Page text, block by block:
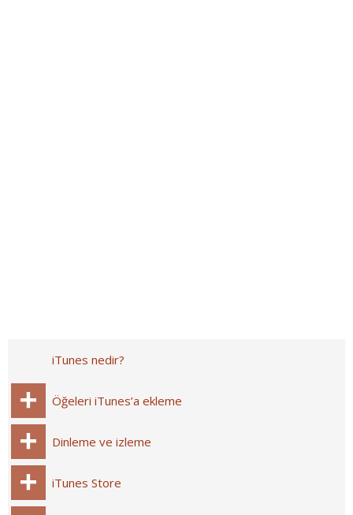
iTunes nedir?
Öğeleri iTunes’a ekleme
Dinleme ve izleme
iTunes Store